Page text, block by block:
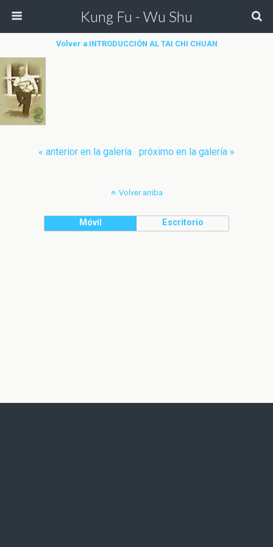
Kung Fu - Wu Shu
Volver a INTRODUCCIÓN AL TAI CHI CHUAN
« anterior en la galería próximo en la galería »
Volver arriba
Móvil Escritorio